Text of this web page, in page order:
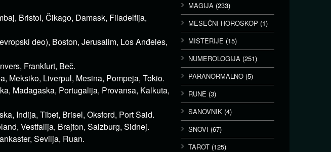
Bristol, Čikago, Damask, Filadelfija,
deo), Boston, Jerusalim, Los Anđeles,
Frankfurt, Beč.
Meksiko, Liverpul, Mesina, Pompeja, Tokio.
Madagaska, Portugalija, Provansa, Kalkuta,
Indija, Tibet, Brisel, Oksford, Port Said.
Vestfalija, Brajton, Salzburg, Sidnej.
Sevilja, Ruan.
MAGIJA (233)
MESEČNI HOROSKOP (1)
MISTERIJE (15)
NUMEROLOGIJA (251)
PARANORMALNO (5)
RUNE (3)
SANOVNIK (4)
SNOVI (67)
TAROT (125)